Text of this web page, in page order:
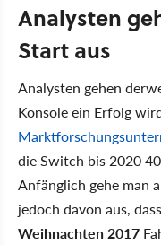
Analysten
Start aus
Analysten gehen
Konsole ein Erfolg
die Switch bis 2020
Anfänglich gehe man
jedoch davon aus,
Weihnachten 2017